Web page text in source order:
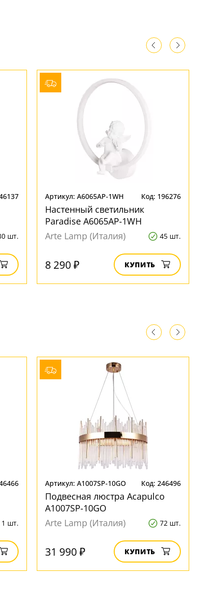
шт.
Артикул: A6065AP-1WH Код: 196276
Настенный светильник
Paradise A6065AP-1WH
Arte Lamp (Италия)
45 шт.
8 290 ₽ КУПИТЬ
1 шт.
Артикул: A1007SP-10GO Код: 246496
Подвесная люстра Acapulco
A1007SP-10GO
Arte Lamp (Италия)
72 шт.
31 990 ₽ КУПИТЬ